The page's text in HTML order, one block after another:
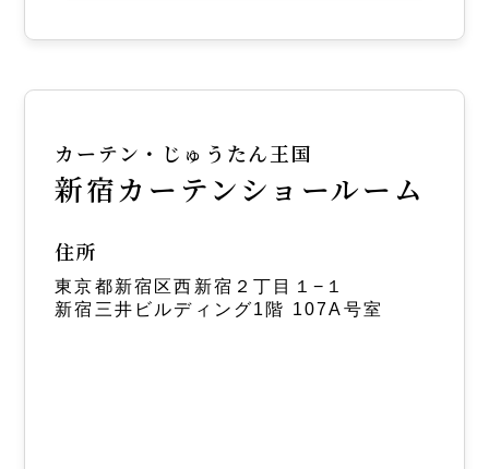
カーテン・じゅうたん王国
新宿カーテンショールーム
住所
東京都新宿区西新宿２丁目１−１
新宿三井ビルディング1階 107A号室